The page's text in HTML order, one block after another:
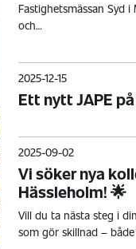
Fastighetsmässan Syd
och…
2025-12-15
Ett nytt JAPE
2025-09-02
Vi söker nya
Hässleholm! 🌟
Vill du ta nästa steg i
som gör skillnad –